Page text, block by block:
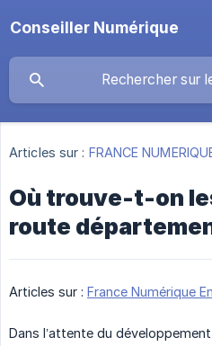
Conseiller Numérique
Articles sur : FRANCE
Où trouve-t-on
route
Articles sur : France Numérique
Dans l’attente du